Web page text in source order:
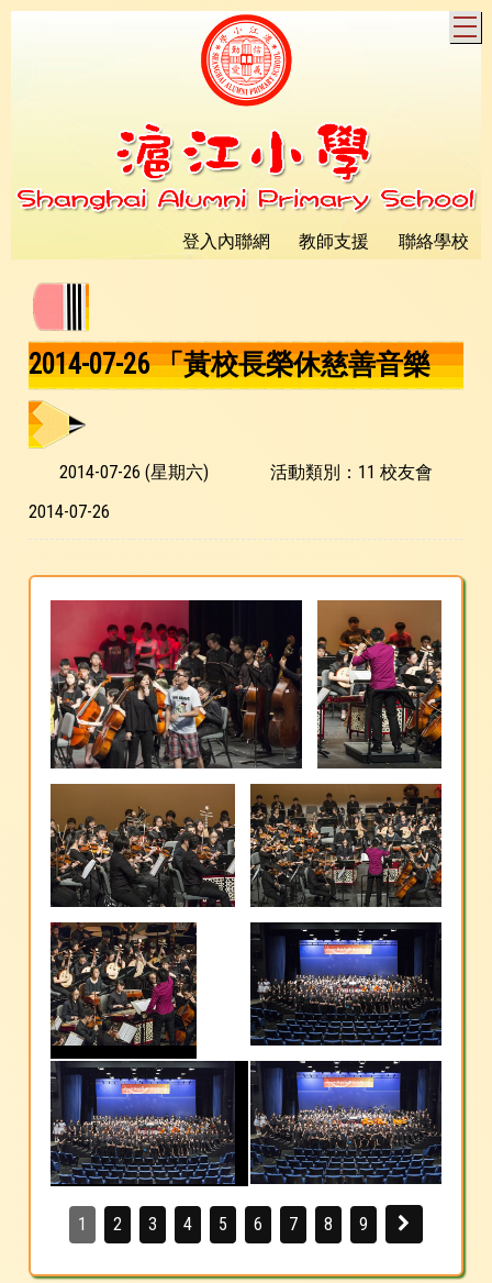
登入內聯網 教師支援 聯絡學校
2014-07-26 「黃校長榮休慈善音樂
會」
2014-07-26 (星期六)
活動類別：11 校友會
2014-07-26
1 2 3 4 5 6 7 8 9